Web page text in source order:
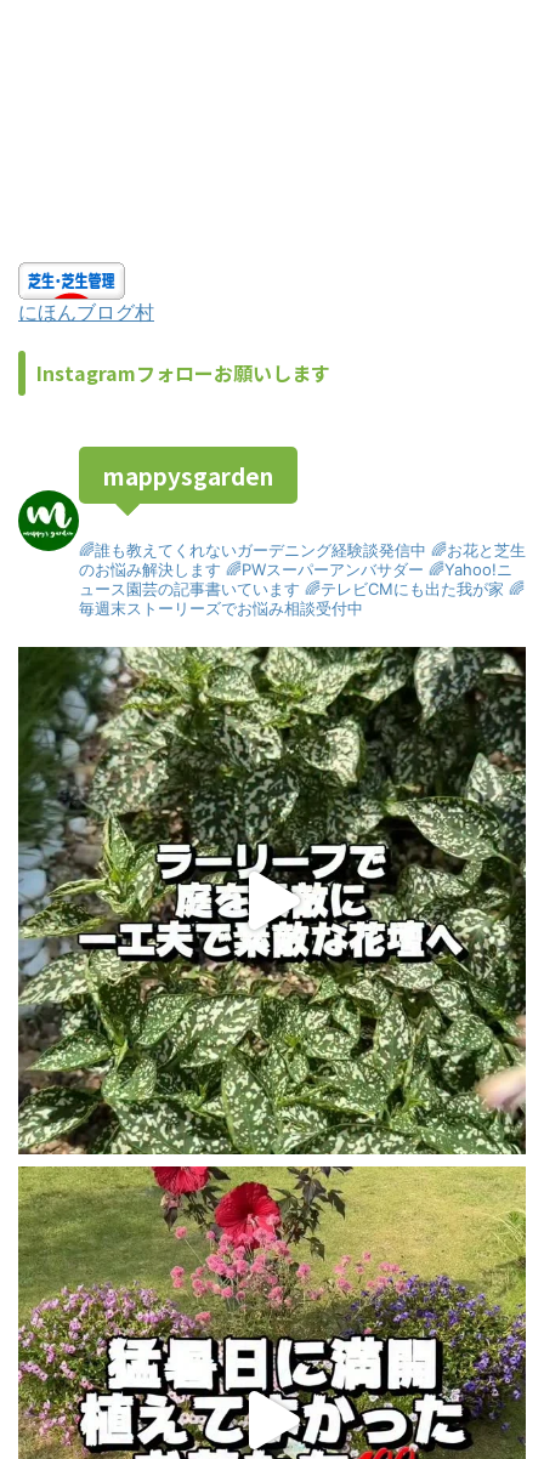
にほんブログ村
Instagramフォローお願いします
mappysgarden
🌈誰も教えてくれないガーデニング経験談発信中 🌈お花と芝生
のお悩み解決します 🌈PWスーパーアンバサダー 🌈Yahoo!ニ
ュース園芸の記事書いています 🌈テレビCMにも出た我が家 🌈
毎週末ストーリーズでお悩み相談受付中